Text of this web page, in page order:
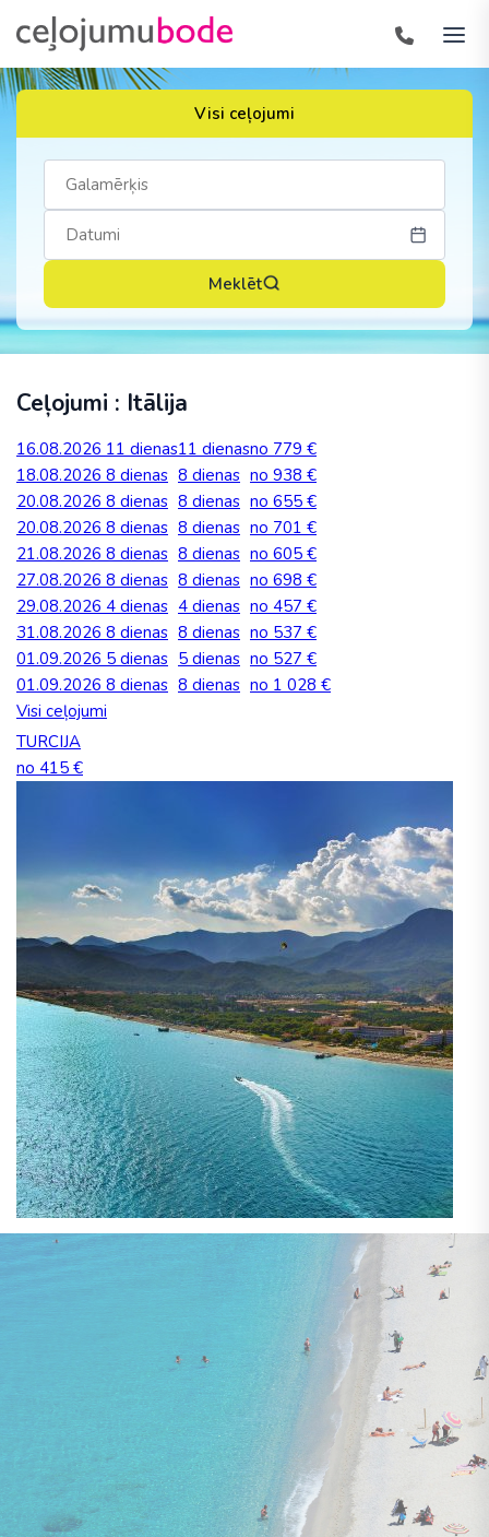
Visi ceļojumi
Meklēt
Ceļojumi : Itālija
16.08.2026 11 dienas11 dienasno 779 €
18.08.2026 8 dienas 8 dienas no 938 €
20.08.2026 8 dienas 8 dienas no 655 €
20.08.2026 8 dienas 8 dienas no 701 €
21.08.2026 8 dienas 8 dienas no 605 €
27.08.2026 8 dienas 8 dienas no 698 €
29.08.2026 4 dienas 4 dienas no 457 €
31.08.2026 8 dienas 8 dienas no 537 €
01.09.2026 5 dienas 5 dienas no 527 €
01.09.2026 8 dienas 8 dienas no 1 028 €
Visi ceļojumi
TURCIJA
no 415 €
29. aug. - 05. sep.
RESIDENCE BAIA SANTA REPARATA SPECIAL CAT.